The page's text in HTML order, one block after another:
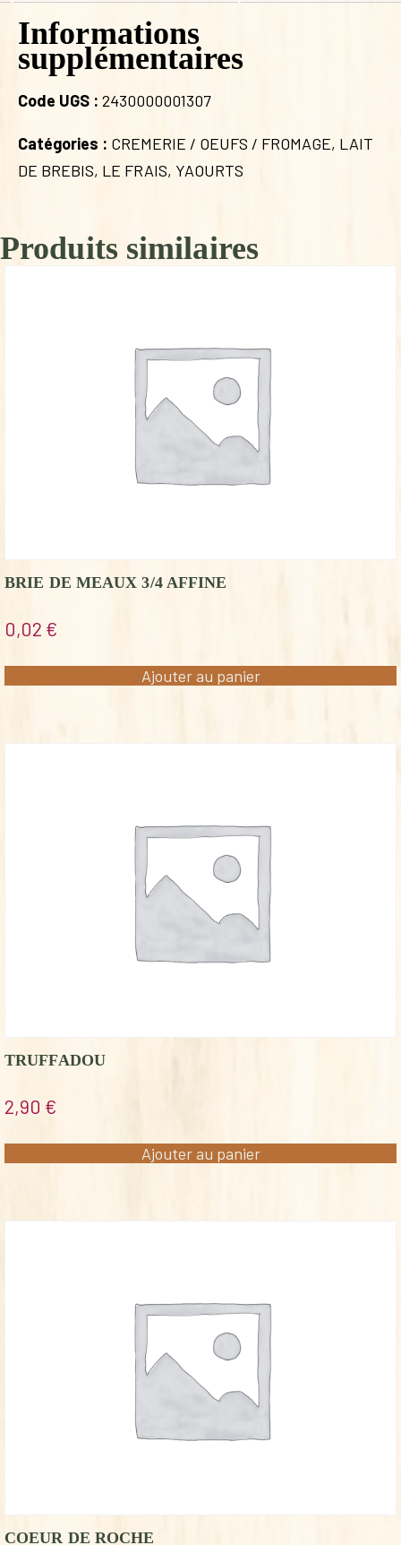
Informations
supplémentaires
Code UGS : 2430000001307
Catégories : CREMERIE / OEUFS / FROMAGE, LAIT
DE BREBIS, LE FRAIS, YAOURTS
Produits similaires
BRIE DE MEAUX 3/4 AFFINE
0,02 €
Ajouter au panier
TRUFFADOU
2,90 €
Ajouter au panier
COEUR DE ROCHE